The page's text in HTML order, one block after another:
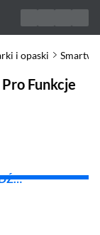
i opaski
Funkcje